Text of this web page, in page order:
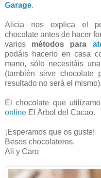
Garage.
Alicia nos explica el
chocolate antes de hacer
varios métodos para
podáis hacerlo en casa
mano, sólo necesitáis
(también sirve chocolate
resultado no será el mismo).
El chocolate que
online El Árbol del Cacao.
¡Esperamos que os guste!
Besos chocolateros,
Ali y Caro